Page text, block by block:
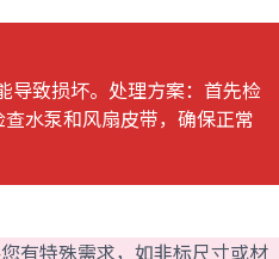
导致损坏。处理方案：首先检
水泵和风扇皮带，确保正常
有特殊需求，如非标尺寸或材